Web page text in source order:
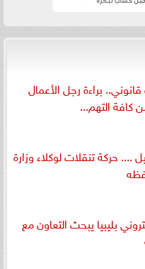
براءة رجل الأعمال
كافة التهم...
حركة تنقلات لوكلاء وزارة
بليبيا يبحث التعاون مع